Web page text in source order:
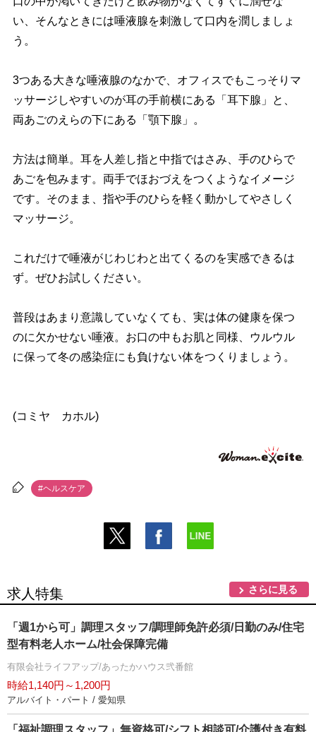
い、そんなときには唾液腺を刺激して口内を潤しましょ
う。
3つある大きな唾液腺のなかで、オフィスでもこっそりマ
ッサージしやすいのが耳の手前横にある「耳下腺」と、
両あごのえらの下にある「顎下腺」。
方法は簡単。耳を人差し指と中指ではさみ、手のひらで
あごを包みます。両手でほおづえをつくようなイメージ
です。そのまま、指や手のひらを軽く動かしてやさしく
マッサージ。
これだけで唾液がじわじわと出てくるのを実感できるは
ず。ぜひお試しください。
普段はあまり意識していなくても、実は体の健康を保つ
のに欠かせない唾液。お口の中もお肌と同様、ウルウル
に保って冬の感染症にも負けない体をつくりましょう。
(コミヤ カホル)
#ヘルスケア
求人特集 さらに見る
「週1から可」調理スタッフ/調理師免許必須/日勤のみ/住宅
型有料老人ホーム/社会保障完備
有限会社ライフアップ/あったかハウス弐番館
時給1,140円～1,200円
アルバイト・パート / 愛知県
「福祉調理スタッフ」無資格可/シフト相談可/介護付き有料